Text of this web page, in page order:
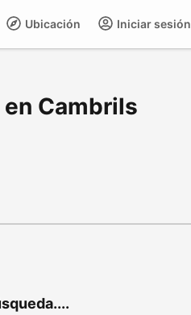
Iniciar sesión
Ubicación
Cambrils